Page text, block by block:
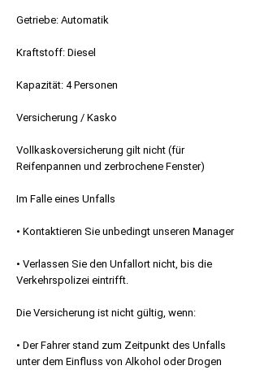
Getriebe: Automatik
Kraftstoff: Diesel
Kapazität: 4 Personen
Versicherung / Kasko
Vollkaskoversicherung gilt nicht (für
Reifenpannen und zerbrochene Fenster)
Im Falle eines Unfalls
• Kontaktieren Sie unbedingt unseren Manager
• Verlassen Sie den Unfallort nicht, bis die
Verkehrspolizei eintrifft.
Die Versicherung ist nicht gültig, wenn:
• Der Fahrer stand zum Zeitpunkt des Unfalls
unter dem Einfluss von Alkohol oder Drogen